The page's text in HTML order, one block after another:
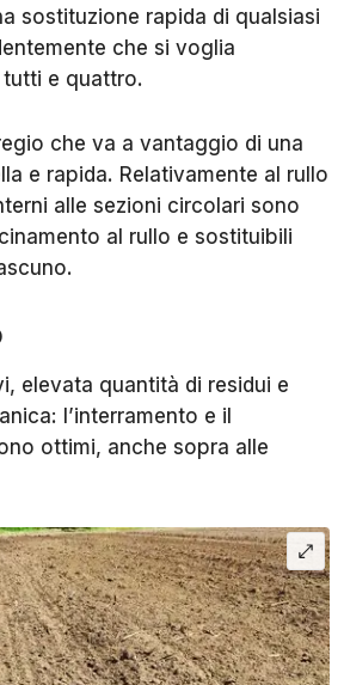
sostituzione rapida di qualsiasi
che si voglia
e quattro.
che va a vantaggio di una
e rapida. Relativamente al rullo
alle sezioni circolari sono
al rullo e sostituibili
elevata quantità di residui e
l’interramento e il
ottimi, anche sopra alle